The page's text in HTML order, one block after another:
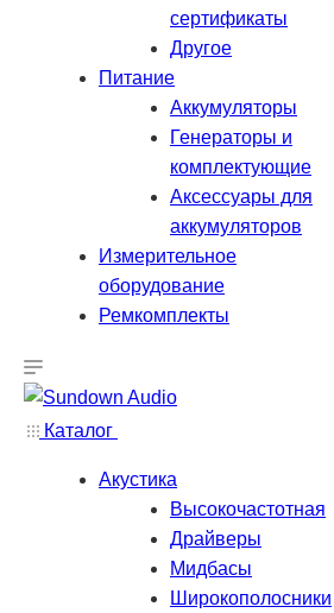
сертификаты
Другое
Питание
Аккумуляторы
Генераторы и
комплектующие
Аксессуары для
аккумуляторов
Измерительное
оборудование
Ремкомплекты
Каталог
Акустика
Высокочастотная
Драйверы
Мидбасы
Широкополосники